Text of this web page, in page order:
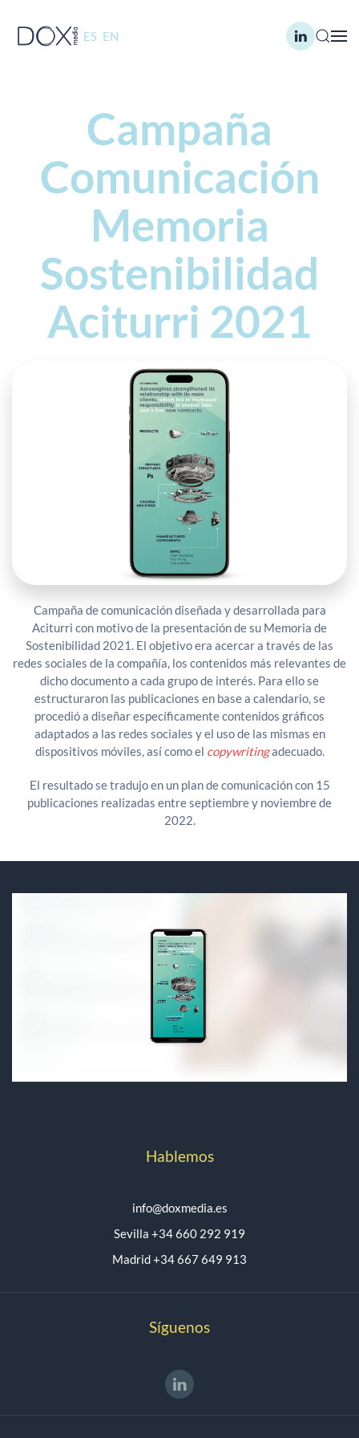
Skip to main content
ES EN
Campaña
Comunicación
Memoria
Sostenibilidad
Aciturri 2021
Campaña de comunicación diseñada y desarrollada para
Aciturri con motivo de la presentación de su Memoria de
Sostenibilidad 2021. El objetivo era acercar a través de las
redes sociales de la compañía, los contenidos más relevantes de
dicho documento a cada grupo de interés. Para ello se
estructuraron las publicaciones en base a calendario, se
procedió a diseñar específicamente contenidos gráficos
adaptados a las redes sociales y el uso de las mismas en
dispositivos móviles, así como el copywritingadecuado.
El resultado se tradujo en un plan de comunicación con 15
publicaciones realizadas entre septiembre y noviembre de
2022.
Hablemos
info@doxmedia.es
Sevilla +34 660 292 919
Madrid +34 667 649 913
Síguenos